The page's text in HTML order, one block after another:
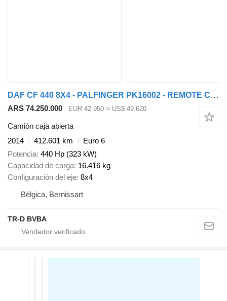
DAF CF 440 8X4 - PALFINGER PK16002 - REMOTE CONTROL
ARS 74.250.000 EUR 42.950 ≈ US$ 49.620
Camión caja abierta
2014
412.601 km
Euro 6
Potencia 440 Hp (323 kW)
Capacidad de carga 16.416 kg
Configuración del eje 8x4
Bélgica, Bernissart
TR-D BVBA